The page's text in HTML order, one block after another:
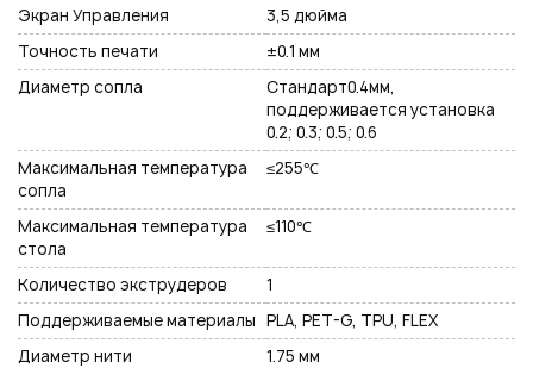
Экран Управления
3,5 дюйма
Точность печати
±0.1 мм
Диаметр сопла
Стандарт0.4мм,
поддерживается установка
0.2; 0.3; 0.5; 0.6
Максимальная температура
сопла
≤255℃
Максимальная температура
стола
≤110℃
Количество экструдеров
1
Поддерживаемые материалы PLA, PET-G, TPU, FLEX
Диаметр нити
1.75 мм